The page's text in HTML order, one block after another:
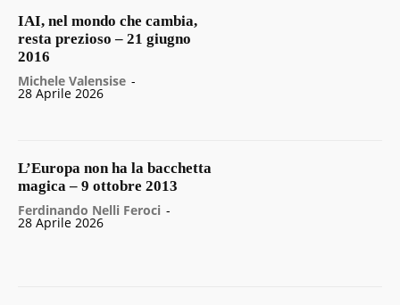
IAI, nel mondo che cambia,
resta prezioso – 21 giugno
2016
Michele Valensise -
28 Aprile 2026
L’Europa non ha la bacchetta
magica – 9 ottobre 2013
Ferdinando Nelli Feroci -
28 Aprile 2026